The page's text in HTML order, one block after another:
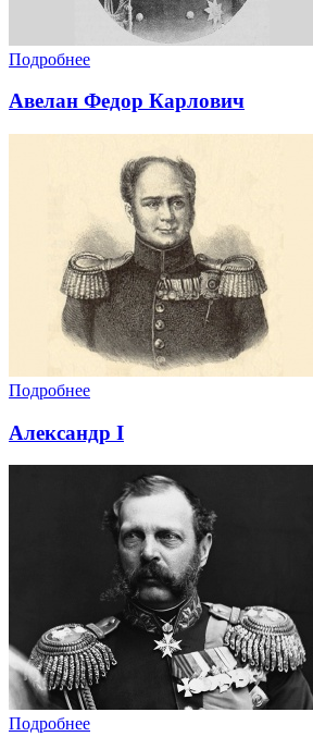
Подробнее
Авелан Федор Карлович
Подробнее
Александр I
Подробнее